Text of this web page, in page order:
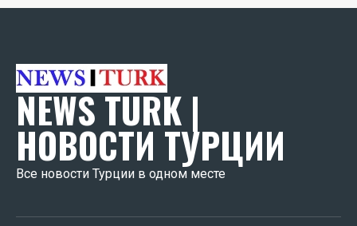
NEWS TURK |
НОВОСТИ ТУРЦИИ
Все новости Турции в одном месте